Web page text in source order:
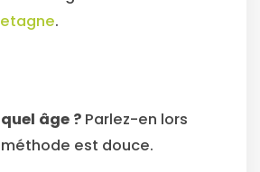
.
âge ? Parlez-en lors
est douce.